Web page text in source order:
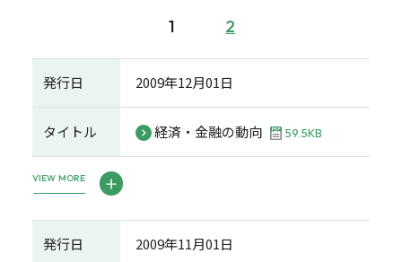
1 2
発行日 2009年12月01日
タイトル 経済・金融の動向 59.5KB
VIEW MORE
発行日 2009年11月01日